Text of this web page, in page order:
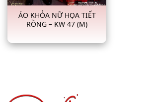
ÁO KHỎA NỮ HỌA TIẾT
RỒNG – KW 47 (M)